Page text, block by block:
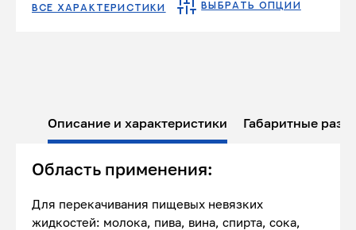
ВСЕ ХАРАКТЕРИСТИКИ ВЫБРАТЬ ОПЦИИ
Описание и характеристики Габаритные
Область применения:
Для перекачивания пищевых невязких
жидкостей: молока, пива, вина, спирта, сока,